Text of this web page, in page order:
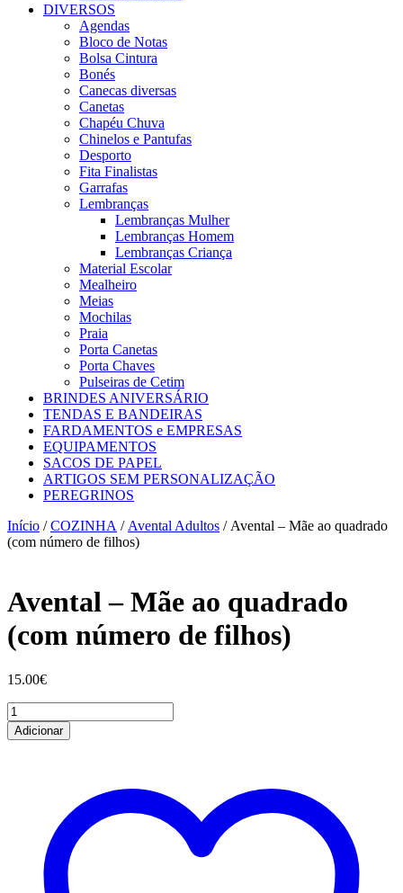
DIVERSOS
Agendas
Bloco de Notas
Bolsa Cintura
Bonés
Canecas diversas
Canetas
Chapéu Chuva
Chinelos e Pantufas
Desporto
Fita Finalistas
Garrafas
Lembranças
Lembranças Mulher
Lembranças Homem
Lembranças Criança
Material Escolar
Mealheiro
Meias
Mochilas
Praia
Porta Canetas
Porta Chaves
Pulseiras de Cetim
BRINDES ANIVERSÁRIO
TENDAS E BANDEIRAS
FARDAMENTOS e EMPRESAS
EQUIPAMENTOS
SACOS DE PAPEL
ARTIGOS SEM PERSONALIZAÇÃO
PEREGRINOS
Início /COZINHA / Avental Adultos / Avental – Mãe ao quadrado
(com número de filhos)
Avental – Mãe ao quadrado
(com número de filhos)
15.00€
Quantidade
de
Avental
Adicionar